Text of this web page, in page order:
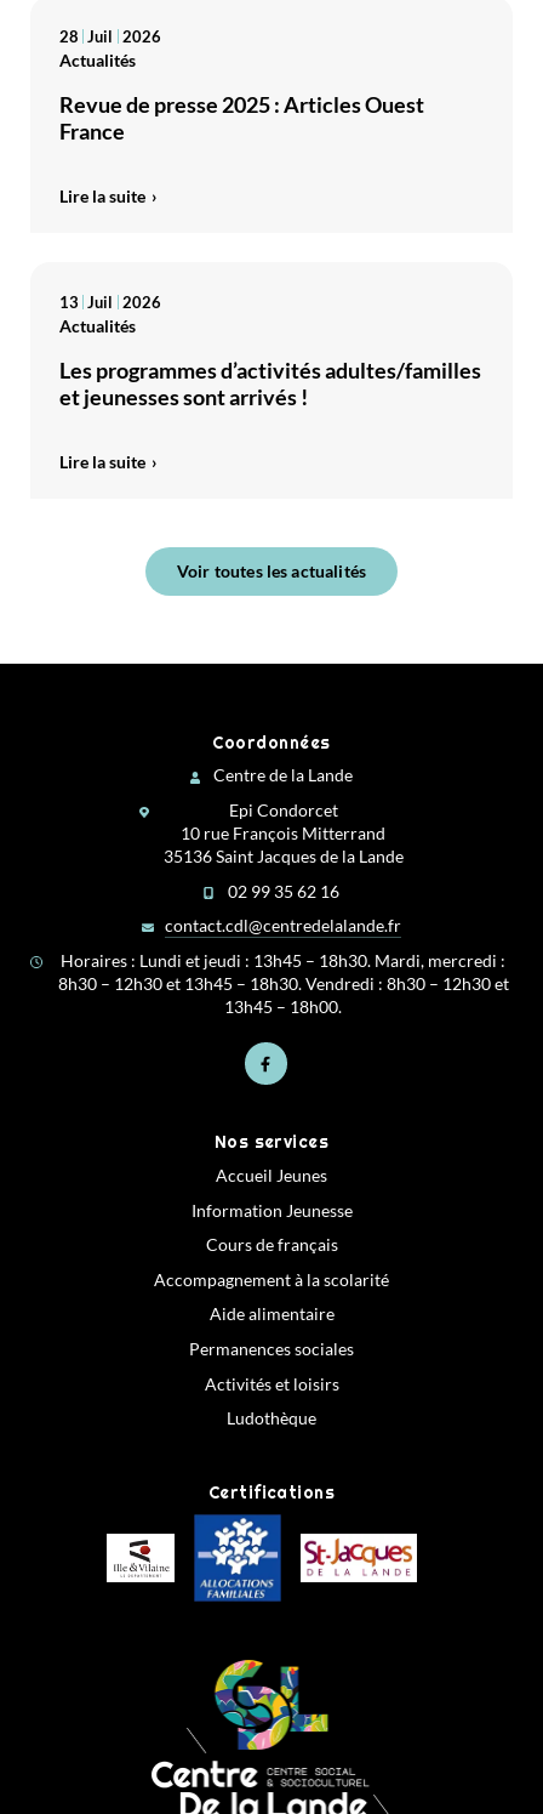
28 Juil 2026
Actualités
Revue de presse 2025 : Articles Ouest
France
Lire la suite
13 Juil 2026
Actualités
Les programmes d’activités adultes/familles
et jeunesses sont arrivés !
Lire la suite
Voir toutes les actualités
Coordonnées
Centre de la Lande
Epi Condorcet
10 rue François Mitterrand
35136 Saint Jacques de la Lande
02 99 35 62 16
contact.cdl@centredelalande.fr
Horaires : Lundi et jeudi : 13h45 – 18h30. Mardi, mercredi :
8h30 – 12h30 et 13h45 – 18h30. Vendredi : 8h30 – 12h30 et
13h45 – 18h00.
Nos services
Accueil Jeunes
Information Jeunesse
Cours de français
Accompagnement à la scolarité
Aide alimentaire
Permanences sociales
Activités et loisirs
Ludothèque
Certifications